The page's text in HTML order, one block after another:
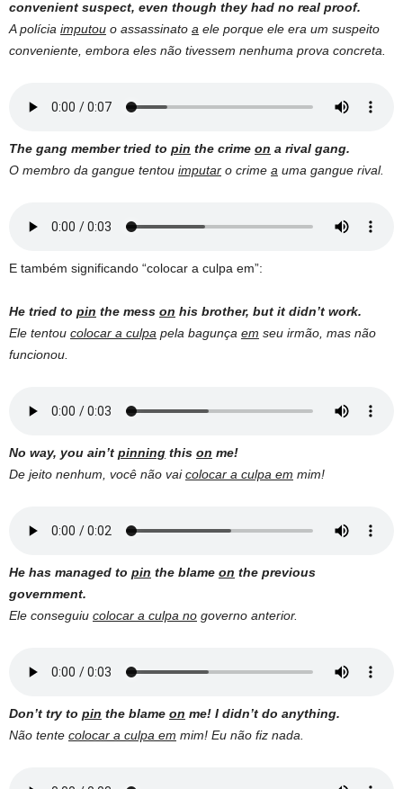
convenient suspect, even though they had no real proof.
A polícia imputou o assassinato a ele porque ele era um suspeito
conveniente, embora eles não tivessem nenhuma prova concreta.
The gang member tried to pin the crime on a rival gang.
O membro da gangue tentou imputar o crime a uma gangue rival.
E também significando “colocar a culpa em”:
He tried to pin the mess on his brother, but it didn’t work.
Ele tentou colocar a culpa pela bagunça em seu irmão, mas não
funcionou.
No way, you ain’t pinning this on me!
De jeito nenhum, você não vaicolocar a culpa em mim!
He has managed to pin the blame on the previous
government.
Ele conseguiu colocar a culpa no governo anterior.
Don’t try to pin the blame on me! I didn’t do anything.
Não tente colocar a culpa em mim! Eu não fiz nada.